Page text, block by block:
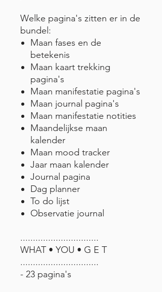
Welke pagina's zitten er in de
bundel:
Maan fases en de
betekenis
Maan kaart trekking
pagina's
Maan manifestatie pagina's
Maan journal pagina's
Maan manifestatie notities
Maandelijkse maan
kalender
Maan mood tracker
Jaar maan kalender
Journal pagina
Dag planner
To do lijst
Observatie journal
...............................
WHAT • YOU • G E T
...............................
- 23 pagina's